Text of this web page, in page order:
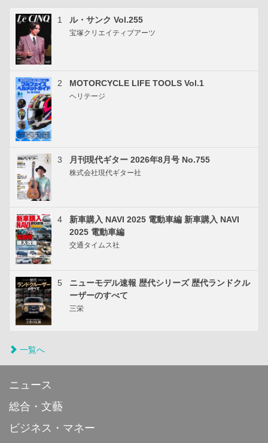
1 ル・サンク Vol.255
宝塚クリエイティブアーツ
2 MOTORCYCLE LIFE TOOLS Vol.1
ヘリテージ
3 月刊現代ギター 2026年8月号 No.755
株式会社現代ギター社
4
新車購入 NAVI 2025 電動車編 新車購入 NAVI
2025 電動車編
交通タイムス社
5
ニューモデル速報 歴代シリーズ 歴代ランドクル
ーザーのすべて
三栄
一覧へ
ニュース
総合・文藝
ビジネス・マネー